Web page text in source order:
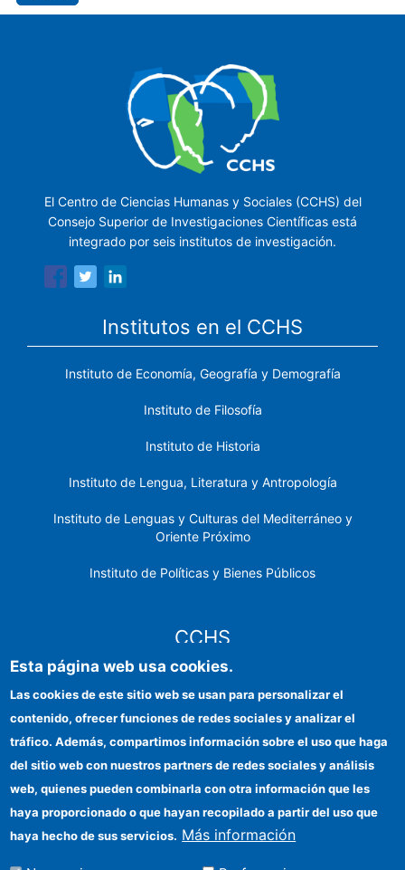
El Centro de Ciencias Humanas y Sociales (CCHS) del
Consejo Superior de Investigaciones Científicas está
integrado por seis institutos de investigación.
Institutos en el CCHS
Instituto de Economía, Geografía y Demografía
Instituto de Filosofía
Instituto de Historia
Instituto de Lengua, Literatura y Antropología
Instituto de Lenguas y Culturas del Mediterráneo y
Oriente Próximo
Instituto de Políticas y Bienes Públicos
CCHS
Identidad institucional
Ayudas FEDER
Organismos financiadores
Contacto
Esta página web usa cookies.
Las cookies de este sitio web se usan para personalizar el
contenido, ofrecer funciones de redes sociales y analizar el
tráfico. Además, compartimos información sobre el uso que haga
del sitio web con nuestros partners de redes sociales y análisis
web, quienes pueden combinarla con otra información que les
haya proporcionado o que hayan recopilado a partir del uso que
haya hecho de sus servicios. Más información